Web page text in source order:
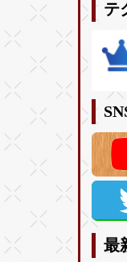
テ
最